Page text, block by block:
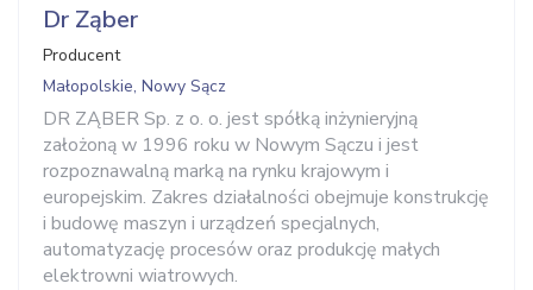
Dr Ząber
Producent
Małopolskie, Nowy Sącz
DR ZĄBER Sp. z o. o. jest spółką inżynieryjną
założoną w 1996 roku w Nowym Sączu i jest
rozpoznawalną marką na rynku krajowym i
europejskim. Zakres działalności obejmuje konstrukcję
i budowę maszyn i urządzeń specjalnych,
automatyzację procesów oraz produkcję małych
elektrowni wiatrowych.